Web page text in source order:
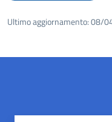
Ultimo aggiornamento:08/